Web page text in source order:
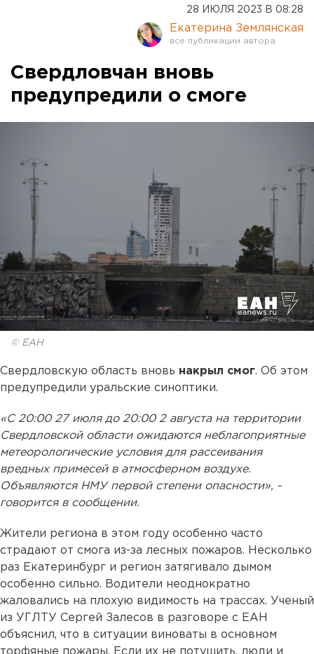
28 ИЮЛЯ 2023 В 08:28
Екатерина Землянская
Свердловчан вновь
предупредили о смоге
© ЕАН
Свердловскую область вновь накрыл смог. Об этом
предупредили уральские синоптики.
«С 20:00 27 июля до 20:00 2 августа на территории
Свердловской области ожидаются неблагоприятные
метеорологические условия для рассеивания
вредных примесей в атмосферном воздухе.
Объявляются НМУ первой степени опасности», -
говорится в сообщении.
Жители региона в этом году особенно часто
страдают от смога из-за лесных пожаров. Несколько
раз Екатеринбург и регион затягивало дымом
особенно сильно. Водители неоднократно
жаловались на плохую видимость на трассах. Ученый
из УГЛТУ Сергей Залесов в разговоре с ЕАН
объяснил, что в ситуации виноваты в основном
торфяные пожары. Если их не потушить, люди и